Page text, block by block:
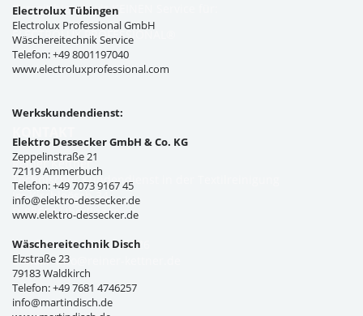
Electrolux Tübingen
Electrolux Professional GmbH
Wäschereitechnik Service
Telefon: +49 8001197040
www.electroluxprofessional.com
Werkskundendienst:
Elektro Dessecker GmbH & Co. KG
Zeppelinstraße 21
72119 Ammerbuch
Telefon: +49 7073 9167 45
info@elektro-dessecker.de
www.elektro-dessecker.de
Wäschereitechnik Disch
Elzstraße 23
79183 Waldkirch
Telefon: +49 7681 4746257
info@martindisch.de
Zurzeit bieten wir KEINEN Service für:
ELECTROLUX PROFESSIONAL®
Reiner Kettner
Technischer Kundendienst in der Textilreinigung
Im Kirchleösch 34
D-88662 Überlingen
Telefon: +49 7551 308326
E-Mail:info@reiner-kettner.de